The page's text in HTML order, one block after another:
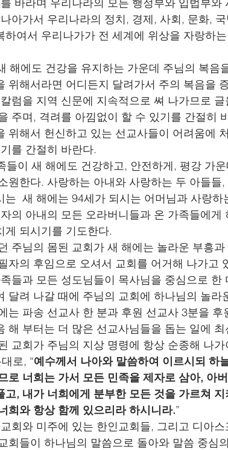
아가서 우리나라의 정치, 경제, 사회, 문화, 국
하여서 우리나가가 전 세계에 위상을 자랑하
해에도 건강을 유지하는 가운데 주님의 복음
위해서라면 어디든지 달려가서 주의 복음을
럼을 지역 신문에 지속적으로 쎠 나가므로
주며, 격려를 아낌없이 할 수 있기를 간절히
위해서 헌신하고 있는 선교사들이 어려움에
를 간절히 바란다.
이 새 해에도 건강하고, 안전하게, 평강 가
원한다. 사랑하는 아내와 사랑하는 두 아들들
새 해에는 94세가 되시는 어머님과 사랑하
의 아내의 모든 오라버니들과 온 가족들에게
게 되시기를 기도한다.
주님의 몸된 교회가 새 해에는 놀라운 부흥
자의 후임으로 오셔서 교회를 어거해 나가고
들과 모든 성도님들이 목사님을 중심으로 한
달려 나갈 때에 주님의 교회에 하나님의 놀라
파송 선교사 한 분과 후원 선교사 3분을
해 부터는 더 많은 선교사님들을 돕는 일에
교회가 주님의 지상 명령에 항상 순종해 나
로, “예수께서 나아와 말씀하여 이르시되 하
로 너희는 가서 모든 민족을 제자로 삼아, 아
고, 내가 너희에게 분부한 모든 것을 가르쳐
희와 항상 함께 있으리라 하시니라.”
회와 미주에 있는 한인교회들, 그리고 디아스
회들이 하나님의 말씀으로 돌아와 말씀 중심